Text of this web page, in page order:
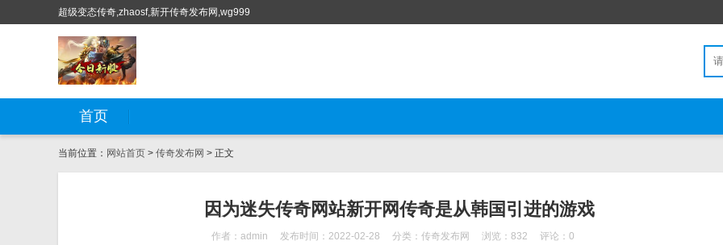
超级变态传奇,zhaosf,新开传奇发布网,wg999
首页
当前位置： 网站首页 > 传奇发布网 > 正文
因为迷失传奇网站新开网传奇是从韩国引进的游戏
作者：admin 发布时间：2022-02-28 分类：传奇发布网 浏览：832 评论：0